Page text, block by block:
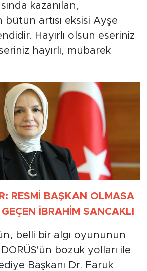
kazanılan,
artısı eksisi Ayşe
Hayırlı olsun eseriniz
hayırlı, mübarek
RESMİ BAŞKAN OLMASA
İBRAHİM SANCAKLI
belli bir algı oyununun
bozuk yolları ile
Başkanı Dr. Faruk